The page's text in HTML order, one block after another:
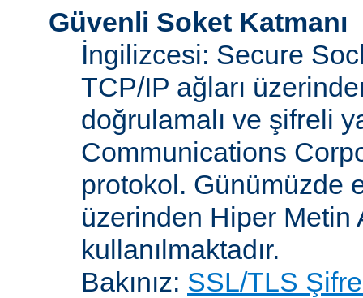
Güvenli Soket Katmanı
İngilizcesi: Secure
TCP/IP ağları
doğrulamalı ve şifreli
Communications
protokol. Günümüzde
üzerinden Hiper Metin
kullanılmaktadır.
Bakınız: SSL/TLS